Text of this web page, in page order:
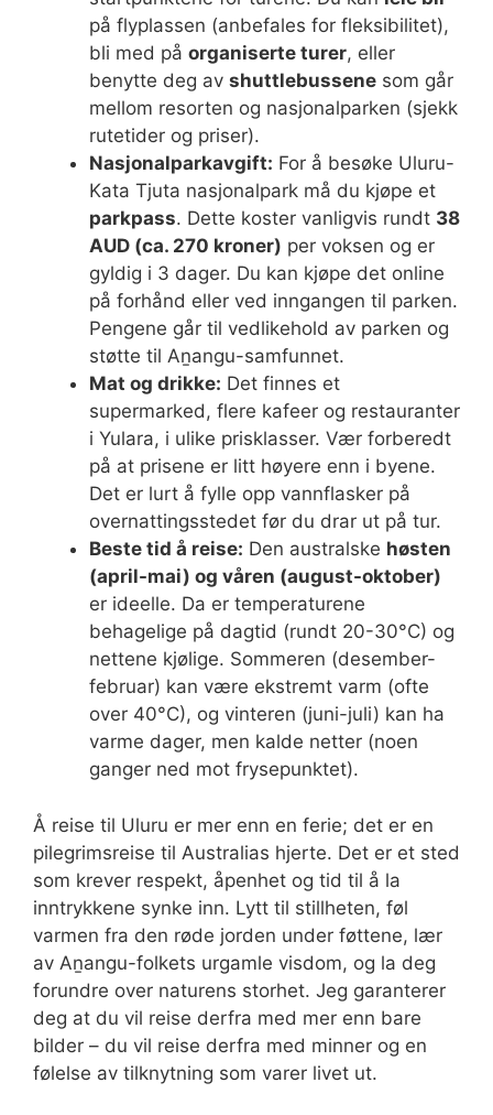
på flyplassen (anbefales for fleksibilitet),
bli med på organiserte turer, eller
benytte deg av shuttlebussene som går
mellom resorten og nasjonalparken (sjekk
rutetider og priser).
Nasjonalparkavgift: For å besøke Uluru-
Kata Tjuta nasjonalpark må du kjøpe et
parkpass. Dette koster vanligvis rundt 38
AUD (ca. 270 kroner) per voksen og er
gyldig i 3 dager. Du kan kjøpe det online
på forhånd eller ved inngangen til parken.
Pengene går til vedlikehold av parken og
støtte til Aṉangu-samfunnet.
Mat og drikke: Det finnes et
supermarked, flere kafeer og restauranter
i Yulara, i ulike prisklasser. Vær forberedt
på at prisene er litt høyere enn i byene.
Det er lurt å fylle opp vannflasker på
overnattingsstedet før du drar ut på tur.
Beste tid å reise: Den australske høsten
(april-mai) og våren (august-oktober)
er ideelle. Da er temperaturene
behagelige på dagtid (rundt 20-30°C) og
nettene kjølige. Sommeren (desember-
februar) kan være ekstremt varm (ofte
over 40°C), og vinteren (juni-juli) kan ha
varme dager, men kalde netter (noen
ganger ned mot frysepunktet).
Å reise til Uluru er mer enn en ferie; det er en
pilegrimsreise til Australias hjerte. Det er et sted
som krever respekt, åpenhet og tid til å la
inntrykkene synke inn. Lytt til stillheten, føl
varmen fra den røde jorden under føttene, lær
av Aṉangu-folkets urgamle visdom, og la deg
forundre over naturens storhet. Jeg garanterer
deg at du vil reise derfra med mer enn bare
bilder – du vil reise derfra med minner og en
følelse av tilknytning som varer livet ut.